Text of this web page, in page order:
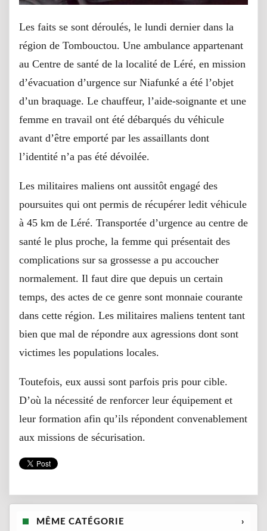
Les faits se sont déroulés, le lundi dernier dans la
région de Tombouctou. Une ambulance appartenant
au Centre de santé de la localité de Léré, en mission
d’évacuation d’urgence sur Niafunké a été l’objet
d’un braquage. Le chauffeur, l’aide-soignante et une
femme en travail ont été débarqués du véhicule
avant d’être emporté par les assaillants dont
l’identité n’a pas été dévoilée.
Les militaires maliens ont aussitôt engagé des
poursuites qui ont permis de récupérer ledit véhicule
à 45 km de Léré. Transportée d’urgence au centre de
santé le plus proche, la femme qui présentait des
complications sur sa grossesse a pu accoucher
normalement. Il faut dire que depuis un certain
temps, des actes de ce genre sont monnaie courante
dans cette région. Les militaires maliens tentent tant
bien que mal de répondre aux agressions dont sont
victimes les populations locales.
Toutefois, eux aussi sont parfois pris pour cible.
D’où la nécessité de renforcer leur équipement et
leur formation afin qu’ils répondent convenablement
aux missions de sécurisation.
MÊME CATÉGORIE ›